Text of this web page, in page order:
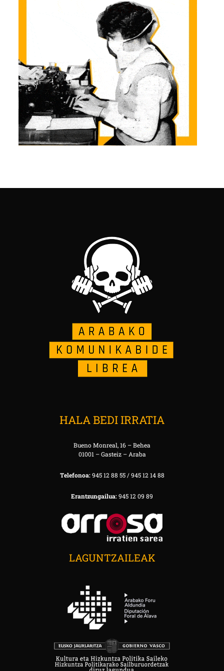
HALA BEDI IRRATIA
Bueno Monreal, 16 – Behea
01001 – Gasteiz – Araba
Telefonoa:945 12 88 55 / 945 12 14 88
Erantzungailua:945 12 09 89
LAGUNTZAILEAK